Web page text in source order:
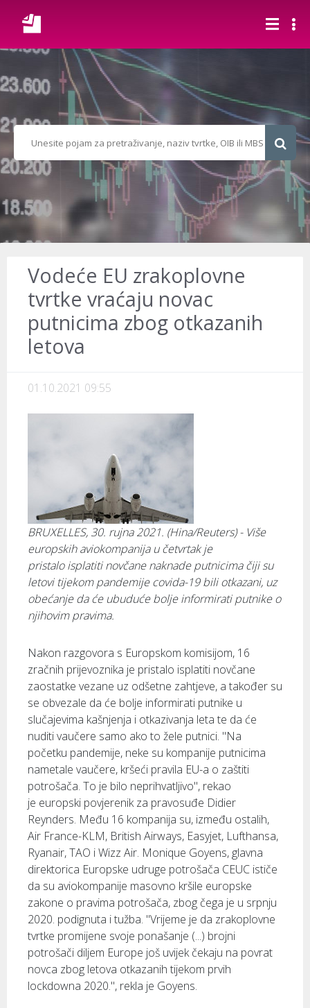
Vodeće EU zrakoplovne
tvrtke vraćaju novac
putnicima zbog otkazanih
letova
01.10.2021 09:55
BRUXELLES, 30. rujna 2021. (Hina/Reuters) - Više
europskih aviokompanija u četvrtak je
pristalo isplatiti novčane naknade putnicima čiji su
letovi tijekom pandemije covida-19 bili otkazani, uz
obećanje da će ubuduće bolje informirati putnike o
njihovim pravima.
Nakon razgovora s Europskom komisijom, 16
zračnih prijevoznika je pristalo isplatiti novčane
zaostatke vezane uz odšetne zahtjeve, a također su
se obvezale da će bolje informirati putnike u
slučajevima kašnjenja i otkazivanja leta te da će
nuditi vaučere samo ako to žele putnici. "Na
početku pandemije, neke su kompanije putnicima
nametale vaučere, kršeći pravila EU-a o zaštiti
potrošača. To je bilo neprihvatljivo", rekao
je europski povjerenik za pravosuđe Didier
Reynders. Među 16 kompanija su, između ostalih,
Air France-KLM, British Airways, Easyjet, Lufthansa,
Ryanair, TAO i Wizz Air. Monique Goyens, glavna
direktorica Europske udruge potrošača CEUC ističe
da su aviokompanije masovno kršile europske
zakone o pravima potrošača, zbog čega je u srpnju
2020. podignuta i tužba. "Vrijeme je da zrakoplovne
tvrtke promijene svoje ponašanje (...) brojni
potrošači diljem Europe još uvijek čekaju na povrat
novca zbog letova otkazanih tijekom prvih
lockdowna 2020.", rekla je Goyens.